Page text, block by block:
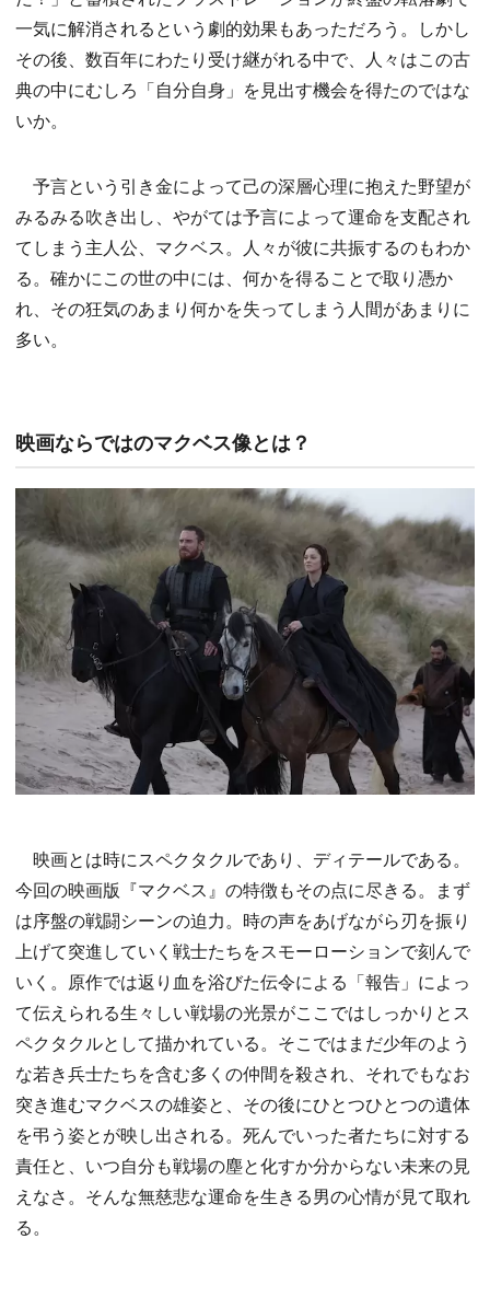
一気に解消されるという劇的効果もあっただろう。しかし
その後、数百年にわたり受け継がれる中で、人々はこの古
典の中にむしろ「自分自身」を見出す機会を得たのではな
いか。
予言という引き金によって己の深層心理に抱えた野望が
みるみる吹き出し、やがては予言によって運命を支配され
てしまう主人公、マクベス。人々が彼に共振するのもわか
る。確かにこの世の中には、何かを得ることで取り憑か
れ、その狂気のあまり何かを失ってしまう人間があまりに
多い。
映画ならではのマクベス像とは？
映画とは時にスペクタクルであり、ディテールである。
今回の映画版『マクベス』の特徴もその点に尽きる。まず
は序盤の戦闘シーンの迫力。時の声をあげながら刃を振り
上げて突進していく戦士たちをスモーローションで刻んで
いく。原作では返り血を浴びた伝令による「報告」によっ
て伝えられる生々しい戦場の光景がここではしっかりとス
ペクタクルとして描かれている。そこではまだ少年のよう
な若き兵士たちを含む多くの仲間を殺され、それでもなお
突き進むマクベスの雄姿と、その後にひとつひとつの遺体
を弔う姿とが映し出される。死んでいった者たちに対する
責任と、いつ自分も戦場の塵と化すか分からない未来の見
えなさ。そんな無慈悲な運命を生きる男の心情が見て取れ
る。